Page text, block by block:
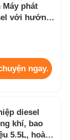
Máy phát
với hướng
kim
ngay.
diesel
khí, bao
5.5L, hoàn